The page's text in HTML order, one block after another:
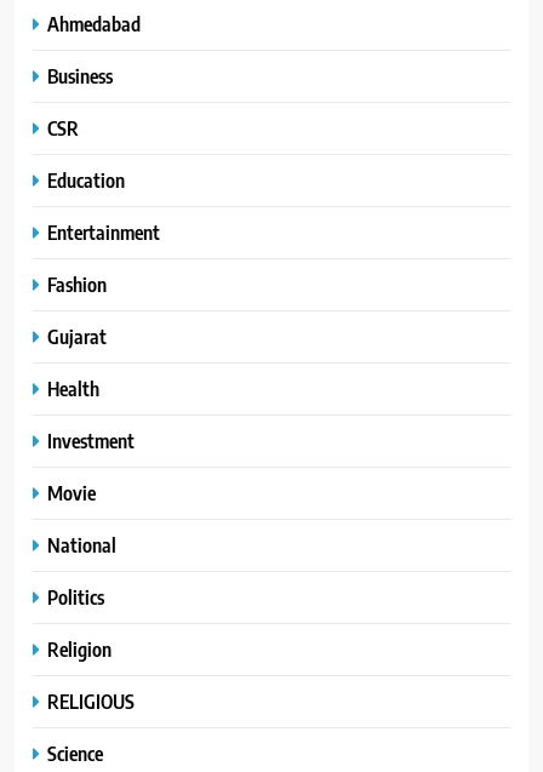
Ahmedabad
Business
CSR
Education
Entertainment
Fashion
Gujarat
Health
Investment
Movie
National
Politics
Religion
RELIGIOUS
Science